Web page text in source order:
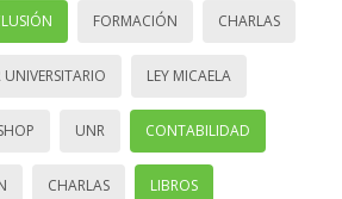
FORMACIÓN CHARLAS
UNIVERSITARIO LEY MICAELA
UNR CONTABILIDAD
CHARLAS LIBROS